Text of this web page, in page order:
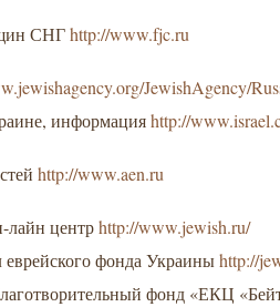
СНГhttp://www.fjc.ru
JewishAgency/
информацияhttp://
http://www.aen.ru
лайн центрhttp://www.jewish.ru/
фонда Украиныhttp://
фонд «ЕКЦ